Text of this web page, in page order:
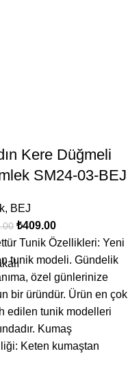
Kere Düğmeli
SM24-03-BEJ
, BEJ
₺409.00
Tunik Özellikleri: Yeni
tunik modeli. Gündelik
özel günlerinize
bir üründür. Ürün en çok
edilen tunik modelleri
Kumaş
Keten kumaştan